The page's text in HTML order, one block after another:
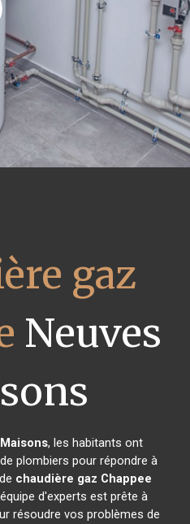
gaz
Neuves
, les habitants ont
plombiers pour répondre à
chaudière gaz Chappee
d'experts est prête à
résoudre vos problèmes de